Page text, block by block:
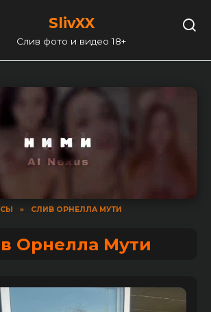
SlivXX
Слив фото и видео 18+
» СЛИВ ОРНЕЛЛА МУТИ
Орнелла Мути